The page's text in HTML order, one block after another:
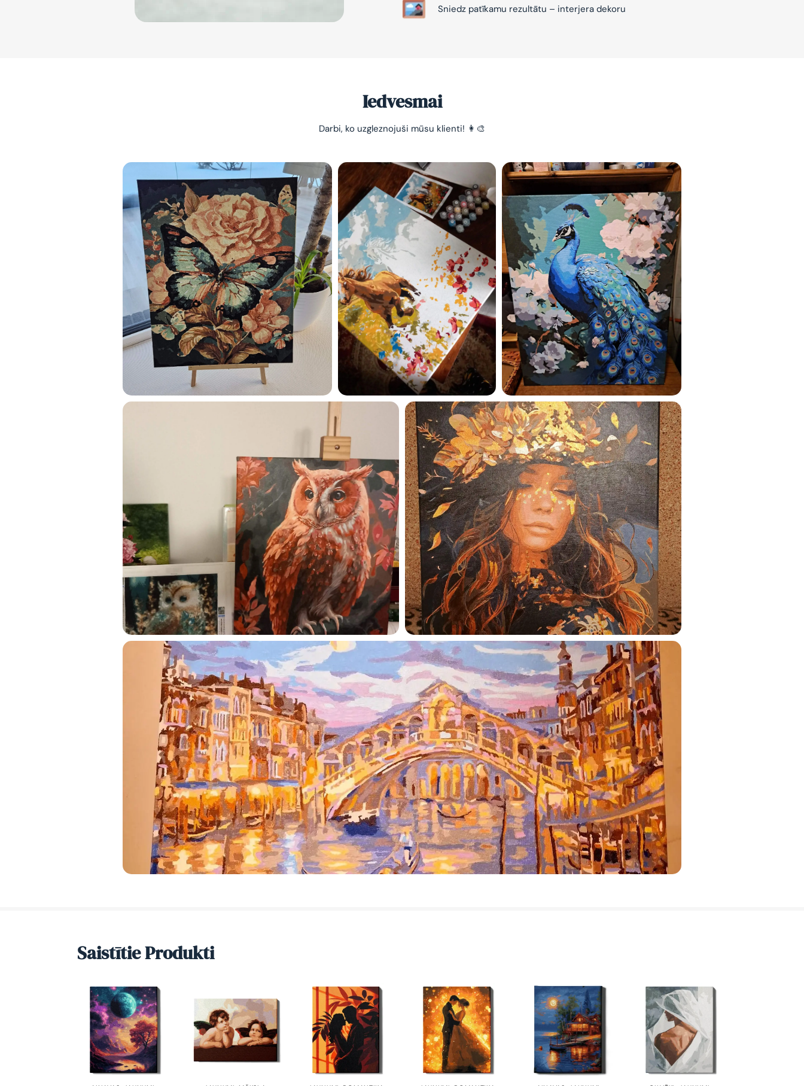
Sniedz patīkamu rezultātu – interjera dekoru
Iedvesmai
Darbi, ko uzgleznojuši mūsu klienti! 👩‍🎨
Saistītie Produkti
-10% pirmajam
Vienkāršs veids, kā atslābināties un
nomierināt trauksmainās domas 😌
Esmu iepazinies ar GleznoPats.lv
privātuma politiku un piekrītu tai
GleznoPats.lvPrivātuma politika
SAŅEMT -10%